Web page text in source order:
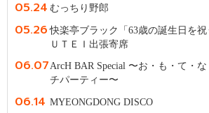
05.24 むっちり野郎
05.26 快楽亭ブラック「63歳の誕生日を
ＵＴＥＩ出張寄席
06.07ArcH BAR Special 〜お・も・て・
チパーティー〜
06.14 MYEONGDONG DISCO